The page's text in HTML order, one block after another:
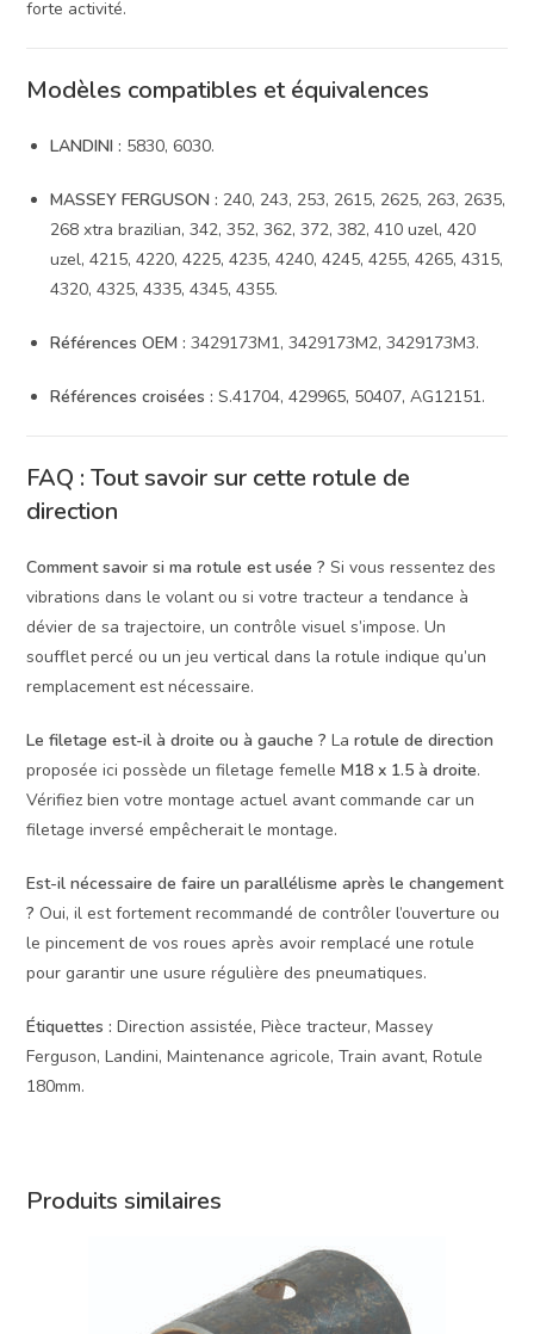
forte activité.
Modèles compatibles et équivalences
LANDINI : 5830, 6030.
MASSEY FERGUSON : 240, 243, 253, 2615, 2625, 263, 2635,
268 xtra brazilian, 342, 352, 362, 372, 382, 410 uzel, 420
uzel, 4215, 4220, 4225, 4235, 4240, 4245, 4255, 4265, 4315,
4320, 4325, 4335, 4345, 4355.
Références OEM : 3429173M1, 3429173M2, 3429173M3.
Références croisées : S.41704, 429965, 50407, AG12151.
FAQ : Tout savoir sur cette rotule de
direction
Comment savoir si ma rotule est usée ? Si vous ressentez des
vibrations dans le volant ou si votre tracteur a tendance à
dévier de sa trajectoire, un contrôle visuel s’impose. Un
soufflet percé ou un jeu vertical dans la rotule indique qu’un
remplacement est nécessaire.
Le filetage est-il à droite ou à gauche ? Larotule de direction
proposée ici possède un filetage femelleM18 x 1.5 à droite.
Vérifiez bien votre montage actuel avant commande car un
filetage inversé empêcherait le montage.
Est-il nécessaire de faire un parallélisme après le changement
? Oui, il est fortement recommandé de contrôler l’ouverture ou
le pincement de vos roues après avoir remplacé une rotule
pour garantir une usure régulière des pneumatiques.
Étiquettes : Direction assistée, Pièce tracteur, Massey
Ferguson, Landini, Maintenance agricole, Train avant, Rotule
180mm.
Produits similaires